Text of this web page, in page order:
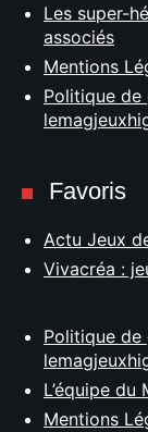
Les super-
associés
Mentions
Politique de
Favoris
Actu Jeux
Vivacréa :
Politique de
L’équipe
Mentions